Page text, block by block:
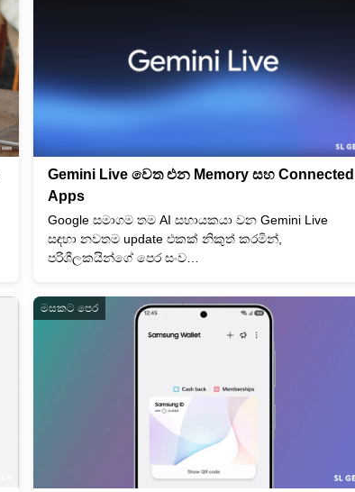
Gemini Live වෙත එන Memory සහ Connected
Apps
Google සමාගම තම AI සහායකයා වන Gemini Live
සඳහා නවතම update එකක් නිකුත් කරමින්,
පරිශීලකයින්ගේ පෙර සංව…
මසකට පෙර